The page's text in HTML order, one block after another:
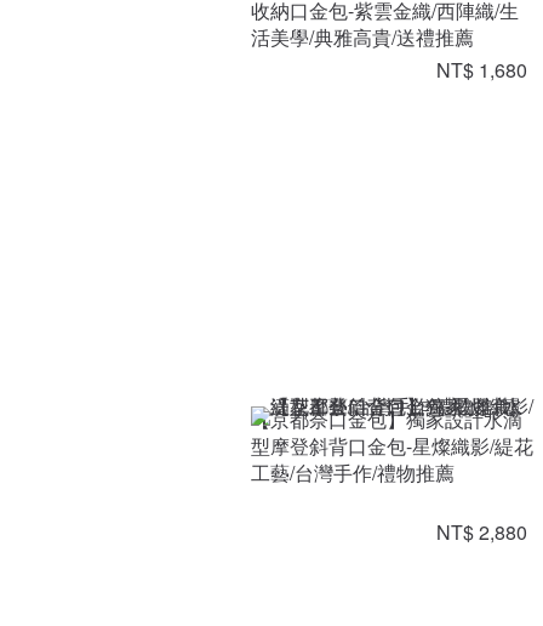
收納口金包-紫雲金織/西陣織/生
活美學/典雅高貴/送禮推薦
NT$ 1,680
【京都奈口金包】獨家設計水滴
型摩登斜背口金包-星燦織影/緹花
工藝/台灣手作/禮物推薦
NT$ 2,880